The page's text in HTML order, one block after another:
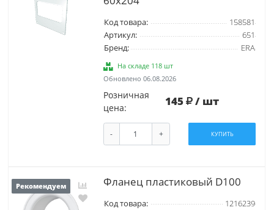
Код товара:
158581
Артикул:
651
Бренд:
ERA
На складе 118 шт
Обновлено 06.08.2026
Розничная
цена:
145 / шт
- + КУПИТЬ
Рекомендуем Фланец пластиковый D100
Код товара:
1216239